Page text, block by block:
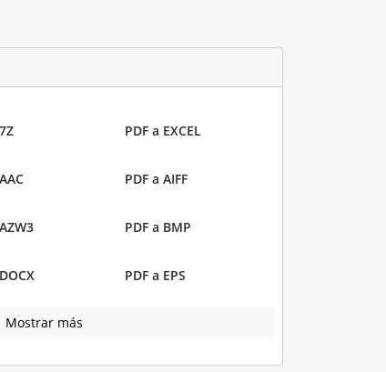
PDF a EXCEL
PDF a AIFF
PDF a BMP
PDF a EPS
Mostrar más